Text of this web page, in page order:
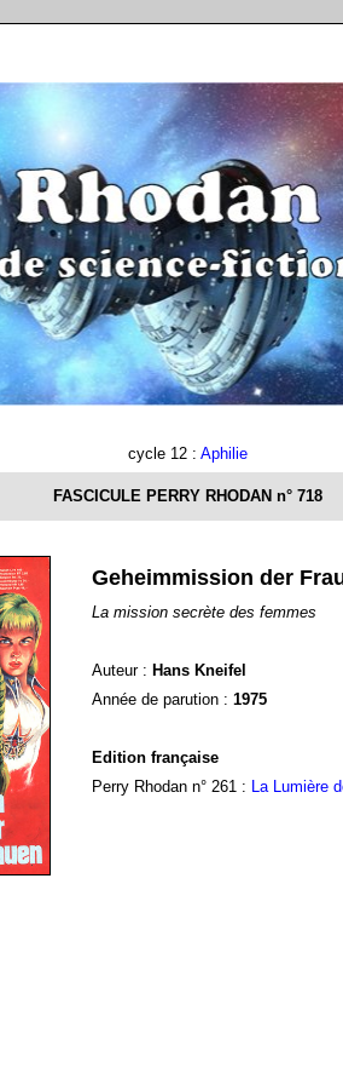
cycle 12 : Aphilie
FASCICULE PERRY RHODAN n° 718
Geheimmission der
La mission secrète des femmes
Auteur : Hans Kneifel
Année de parution : 1975
Edition française
Perry Rhodan n° 261 : La Lumière